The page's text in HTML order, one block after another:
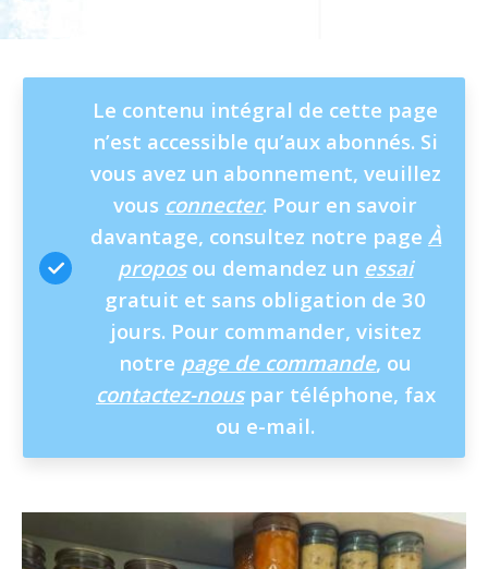
MESSAGE
D'ÉTAT
Le contenu intégral de cette page
n’est accessible qu’aux abonnés. Si
vous avez un abonnement, veuillez
vous connecter. Pour en savoir
davantage, consultez notre page À
proposou demandez un essai
gratuit et sans obligation de 30
jours. Pour commander, visitez
notre page de commande, ou
contactez-nouspar téléphone, fax
ou e-mail.